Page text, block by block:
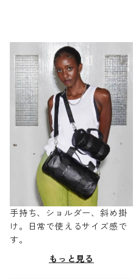
手持ち、ショルダー、斜め掛
け。日常で使えるサイズ感で
す。
もっと見る